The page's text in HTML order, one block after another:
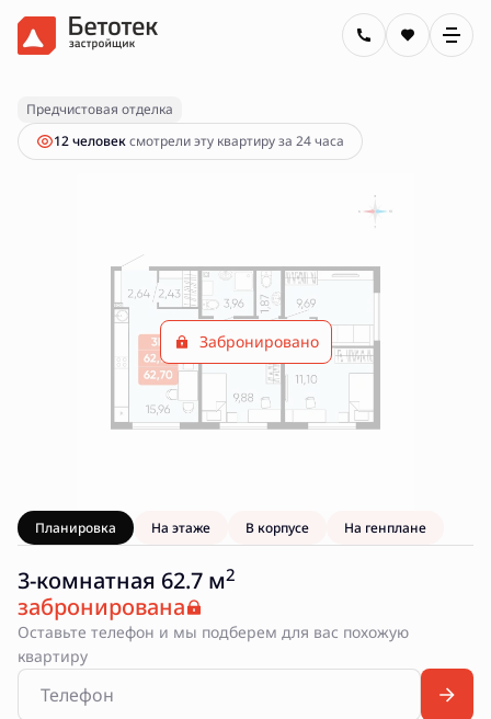
3-комнатная62.7 м Цена по запросу
Предчистовая отделка
12 человексмотрели эту квартиру за 24 часа
Забронировано
Планировка На этаже В корпусе На генплане
3-комнатная 62.7 м2
забронирована
Оставьте телефон и мы подберем для вас похожую
квартиру